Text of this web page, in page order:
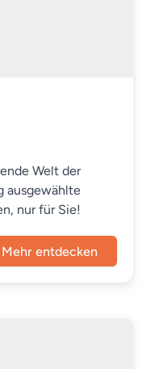
Welt der
ausgewählte
nur für Sie!
Mehr entdecken